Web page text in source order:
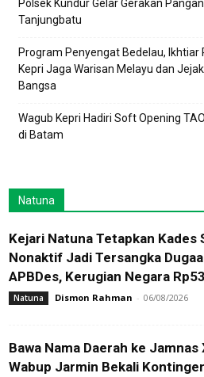
Polsek Kundur Gelar Gerakan
Tanjungbatu
Program Penyengat Bedelau, Ikhtiar
Kepri Jaga Warisan Melayu dan
Bangsa
Wagub Kepri Hadiri Soft Opening
di Batam
Natuna
Kejari Natuna Tetapkan Kades
Nonaktif Jadi Tersangka
APBDes, Kerugian Negara
Natuna Dismon Rahman - 06/08/2026
Bawa Nama Daerah ke Jamnas
Wabup Jarmin Bekali